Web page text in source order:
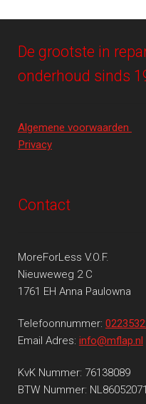
De grootste in
onderhoud sinds
Algemene voorwaarden
Privacy
Contact
MoreForLess V.O.F.
Nieuweweg 2 C
1761 EH Anna Paulowna
Telefoonnummer:
Email Adres: info@mflap.nl
KvK Nummer: 76138089
BTW Nummer: